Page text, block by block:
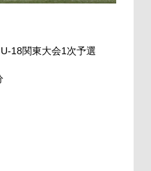
18関東大会1次予選